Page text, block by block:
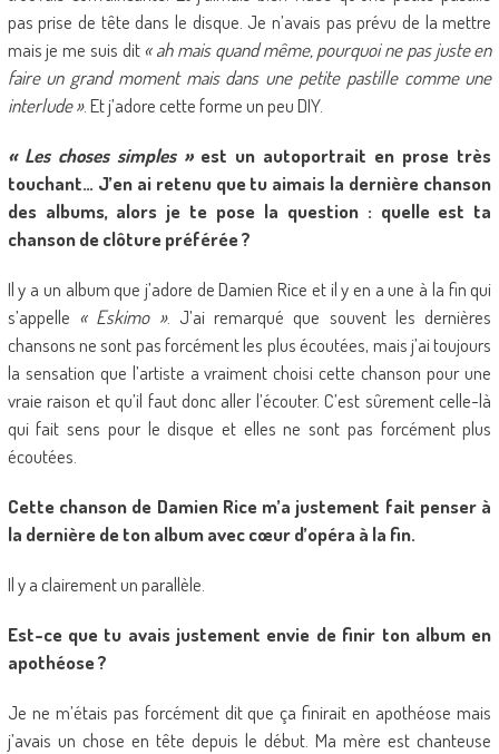
pas prise de tête dans le disque. Je n’avais pas prévu de la mettre
mais je me suis dit« ah mais quand même, pourquoi ne pas juste en
faire un grand moment mais dans une petite pastille comme une
interlude ». Et j’adore cette forme un peu DIY.
« Les choses simples »est un autoportrait en prose très
touchant… J’en ai retenu que tu aimais la dernière chanson
des albums, alors je te pose la question : quelle est ta
chanson de clôture préférée ?
Il y a un album que j’adore de Damien Rice et il y en a une à la fin qui
s’appelle « Eskimo ». J’ai remarqué que souvent les dernières
chansons ne sont pas forcément les plus écoutées, mais j’ai toujours
la sensation que l’artiste a vraiment choisi cette chanson pour une
vraie raison et qu’il faut donc aller l’écouter. C’est sûrement celle-là
qui fait sens pour le disque et elles ne sont pas forcément plus
écoutées.
Cette chanson de Damien Rice m’a justement fait penser à
la dernière de ton album avec cœur d’opéra à la fin.
Il y a clairement un parallèle.
Est-ce que tu avais justement envie de finir ton album en
apothéose ?
Je ne m’étais pas forcément dit que ça finirait en apothéose mais
j’avais un chose en tête depuis le début. Ma mère est chanteuse